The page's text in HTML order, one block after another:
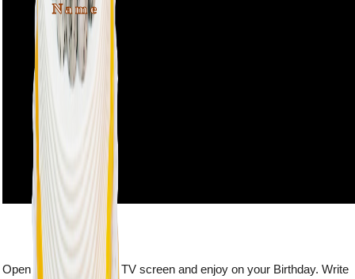
Name
Open this webpage on TV screen and enjoy on your Birthday. Write